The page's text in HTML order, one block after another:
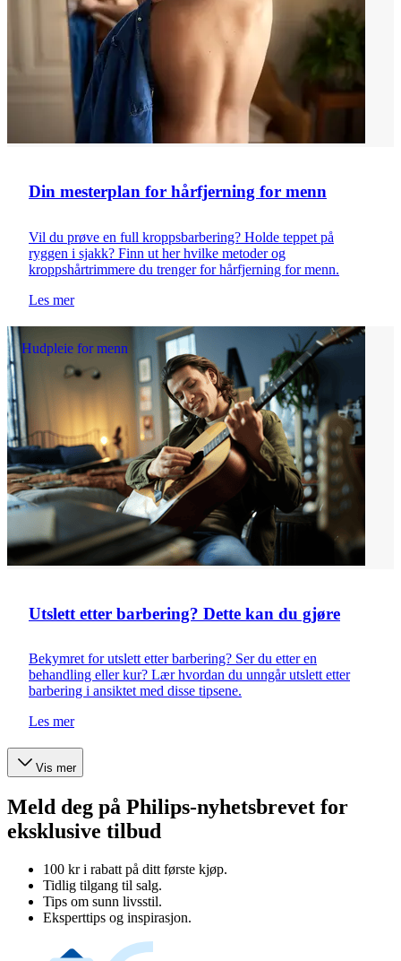
Din mesterplan for hårfjerning for menn
Vil du prøve en full kroppsbarbering? Holde teppet på
ryggen i sjakk? Finn ut her hvilke metoder og
kroppshårtrimmere du trenger for hårfjerning for menn.
Les mer
Hudpleie for menn
Utslett etter barbering? Dette kan du gjøre
Bekymret for utslett etter barbering? Ser du etter en
behandling eller kur? Lær hvordan du unngår utslett etter
barbering i ansiktet med disse tipsene.
Les mer
Vis mer
Meld deg på Philips-nyhetsbrevet for
eksklusive tilbud
100 kr i rabatt på ditt første kjøp.
Tidlig tilgang til salg.
Tips om sunn livsstil.
Eksperttips og inspirasjon.